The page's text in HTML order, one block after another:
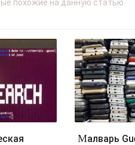
Малварь Guerrilla